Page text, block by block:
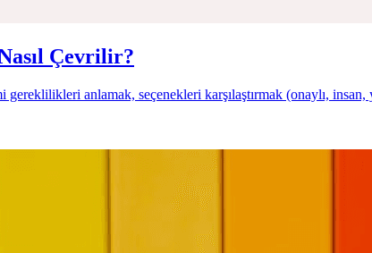
Çevrilir?
anlamak, seçenekleri karşılaştırmak (onaylı, insan,